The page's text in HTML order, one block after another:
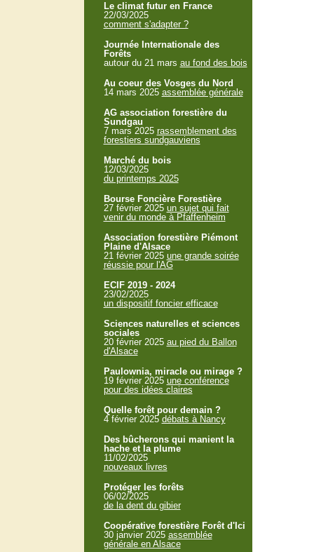
Le climat futur en France
22/03/2025
comment s'adapter ?
Journée Internationale des
Forêts
autour du 21 mars au fond des bois
Au coeur des Vosges du Nord
14 mars 2025 assemblée générale
AG association forestière du
Sundgau
7 mars 2025 rassemblement des
forestiers sundgauviens
Marché du bois
12/03/2025
du printemps 2025
Bourse Foncière Forestière
27 février 2025 un sujet qui fait
venir du monde à Pfaffenheim
Association forestière Piémont
Plaine d'Alsace
21 février 2025 une grande soirée
réussie pour l'AG
ECIF 2019 - 2024
23/02/2025
un dispositif foncier efficace
Sciences naturelles et sciences
sociales
20 février 2025 au pied du Ballon
d'Alsace
Paulownia, miracle ou mirage ?
19 février 2025 une conférence
pour des idées claires
Quelle forêt pour demain ?
4 février 2025 débats à Nancy
Des bûcherons qui manient la
hache et la plume
11/02/2025
nouveaux livres
Protéger les forêts
06/02/2025
de la dent du gibier
Coopérative forestière Forêt d'Ici
30 janvier 2025 assemblée
générale en Alsace